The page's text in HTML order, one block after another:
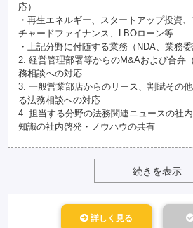
応）
・再生エネルギー、スタートアップ投資
チャードファイナンス、LBOローン等
・上記分野に付随する業務（NDA、業務
2. 経営管理部署等からのM&Aおよび合弁
務相談への対応
3. 一般営業部店からのリース、割賦その
る法務相談への対応
4. 担当する分野の法務関連ニュースの社
知識の社内啓発・ノウハウの共有
続きを表示
詳しく見る